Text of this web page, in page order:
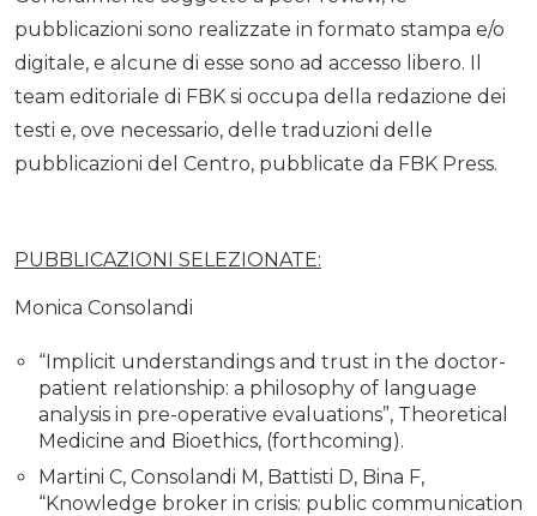
pubblicazioni sono realizzate in formato stampa e/o
digitale, e alcune di esse sono ad accesso libero. Il
team editoriale di FBK si occupa della redazione dei
testi e, ove necessario, delle traduzioni delle
pubblicazioni del Centro, pubblicate da FBK Press.
PUBBLICAZIONI SELEZIONATE:
Monica Consolandi
“Implicit understandings and trust in the doctor-
patient relationship: a philosophy of language
analysis in pre-operative evaluations”, Theoretical
Medicine and Bioethics, (forthcoming).
Martini C, Consolandi M, Battisti D, Bina F,
“Knowledge broker in crisis: public communication